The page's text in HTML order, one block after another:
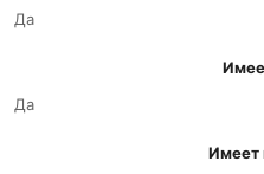
Да
Да
Имеет